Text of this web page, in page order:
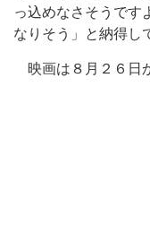
っ込めなさそうで
なりそう」と納得し
映画は８月２６日